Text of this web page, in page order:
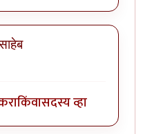
किंवासदस्य व्हा